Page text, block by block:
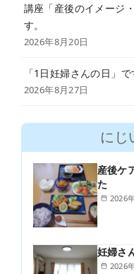
講座「産後のイメージ
す。
2026年8月20日
「1日妊婦さんの日」で
2026年8月27日
にじ
2026
産後ケ
た
2026
妊婦さ